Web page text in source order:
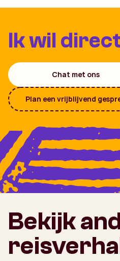
Ik wil
Chat met ons
Plan een vrijblijvend
Bekijk